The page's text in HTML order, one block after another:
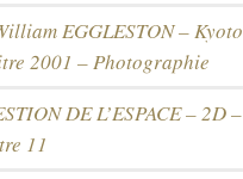
EGGLESTON – Kyoto
2001 – Photographie
DE L’ESPACE – 2D –
11